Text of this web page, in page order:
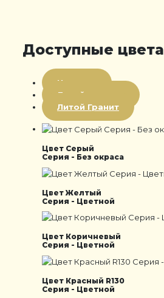
Доступные цвета
Цветная
Литой мрамор
Литой Гранит
Цвет Серый
Серия - Без окраса
Цвет Желтый
Серия - Цветной
Цвет Коричневый
Серия - Цветной
Цвет Красный R130
Серия - Цветной